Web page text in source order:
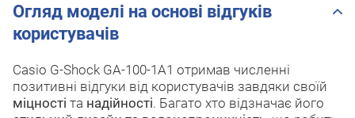
Огляд моделі на основі відгуків
користувачів
Casio G-Shock GA-100-1A1 отримав численні
позитивні відгуки від користувачів завдяки своїй
міцності та надійності. Багато хто відзначає його